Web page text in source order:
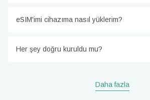
eSIM'imi cihazıma nasıl yüklerim?
Her şey doğru kuruldu mu?
Daha fazla